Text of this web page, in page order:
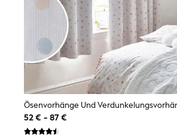
Sweatshirts & Hoodies
Knitwear
Trousers & Leggings
Sets & Outfits
Tops
Nightwear & Pyjamas
Jumpsuits & Playsuits
Jeans
Shirts & Blouses
Swimwear
Sportswear
Dungarees
Ösenvorhänge Und
52 € - 87 €